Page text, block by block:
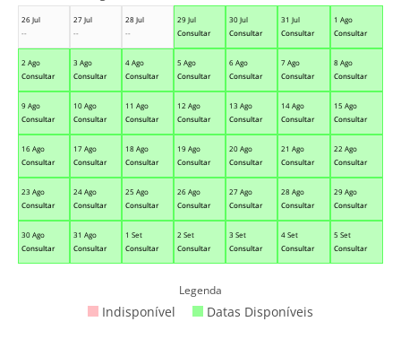
26 Jul
--
27 Jul
--
28 Jul
--
29 Jul
Consultar
30 Jul
Consultar
31 Jul
Consultar
1 Ago
Consultar
2 Ago
Consultar
3 Ago
Consultar
4 Ago
Consultar
5 Ago
Consultar
6 Ago
Consultar
7 Ago
Consultar
8 Ago
Consultar
9 Ago
Consultar
10 Ago
Consultar
11 Ago
Consultar
12 Ago
Consultar
13 Ago
Consultar
14 Ago
Consultar
15 Ago
Consultar
16 Ago
Consultar
17 Ago
Consultar
18 Ago
Consultar
19 Ago
Consultar
20 Ago
Consultar
21 Ago
Consultar
22 Ago
Consultar
23 Ago
Consultar
24 Ago
Consultar
25 Ago
Consultar
26 Ago
Consultar
27 Ago
Consultar
28 Ago
Consultar
29 Ago
Consultar
30 Ago
Consultar
31 Ago
Consultar
1 Set
Consultar
2 Set
Consultar
3 Set
Consultar
4 Set
Consultar
5 Set
Consultar
Legenda
Indisponível Datas Disponíveis